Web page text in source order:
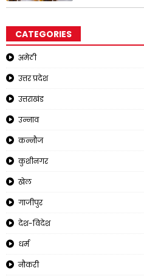
CATEGORIES
अमेठी
उत्तर प्रदेश
उत्तराखंड
उन्नाव
कन्नौज
कुशीनगर
खेल
गाजीपुर
देश-विदेश
धर्म
नौकरी